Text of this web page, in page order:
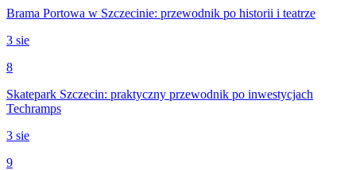
Brama Portowa w Szczecinie: przewodnik po historii i teatrze
3 sie
8
Skatepark Szczecin: praktyczny przewodnik po inwestycjach
Techramps
3 sie
9